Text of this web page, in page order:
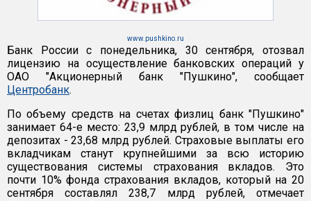
www.pushkino.ru
Банк России с понедельника, 30 сентября, отозвал
лицензию на осуществление банковских операций у
ОАО "Акционерный банк "Пушкино", сообщает
Центробанк.
По объему средств на счетах физлиц банк "Пушкино"
занимает 64-е место: 23,9 млрд рублей, в том числе на
депозитах - 23,68 млрд рублей. Страховые выплаты его
вкладчикам станут крупнейшими за всю историю
существования системы страхования вкладов. Это
почти 10% фонда страхования вкладов, который на 20
сентября составлял 238,7 млрд рублей, отмечает